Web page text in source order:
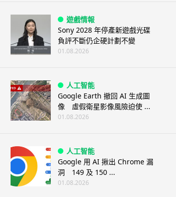
遊戲情報
Sony 2028 年停產新遊戲光碟
負評不斷仍企硬計劃不變
01.08.2026
人工智能
Google Earth 撤回 AI 生成圖
像 虛假衛星影像風險迫使 ...
01.08.2026
人工智能
Google 用 AI 揪出 Chrome 漏
洞 149 及 150 ...
01.08.2026